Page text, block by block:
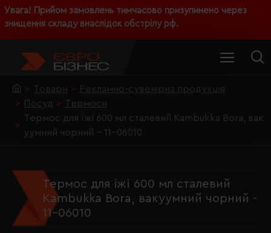
Увага! Прийом замовлень тимчасово призупинено через
знищення складу внаслідок обстрілу рф.
Товари
Рекламно-сувенірна продукція
Посуд
Термоси
Термос для їжі 600 мл сталевий Kambukka Bora, вак
уумний чорний - 11-06010
Термос для їжі 600 мл сталевий
Kambukka Bora, вакуумний чорний -
11-06010